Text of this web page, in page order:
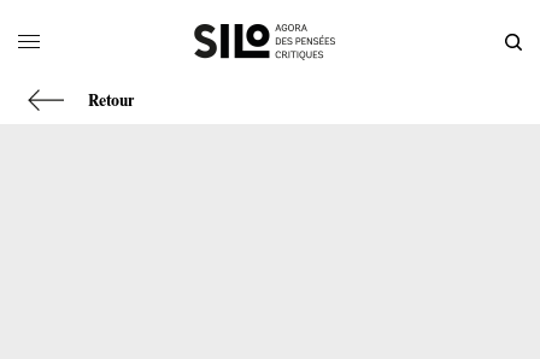
Retour